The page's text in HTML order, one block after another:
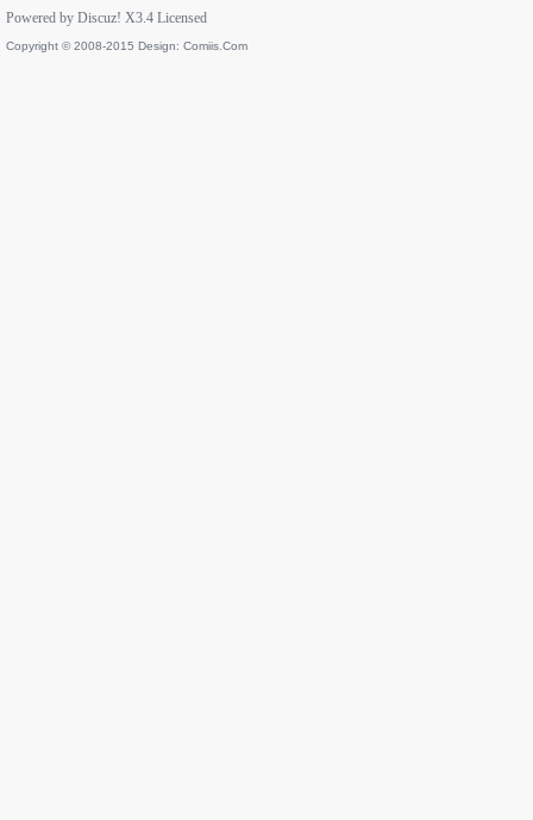
Powered by Discuz! X3.4 Licensed
Copyright © 2008-2015 Design: Comiis.Com